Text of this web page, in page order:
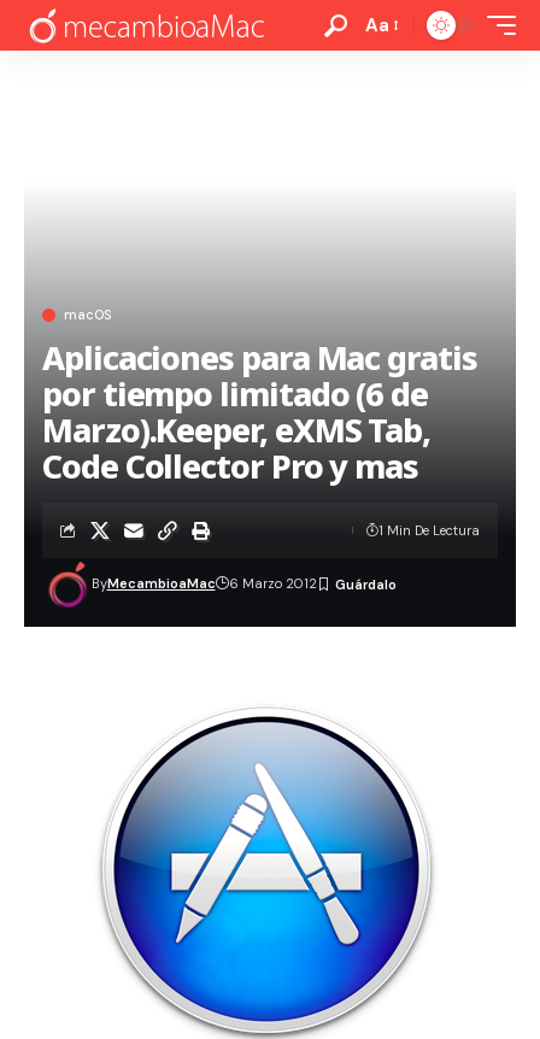
Aa
macOS
Aplicaciones para Mac gratis
por tiempo limitado (6 de
Marzo).Keeper, eXMS Tab,
Code Collector Pro y mas
ByMecambioaMac 6 Marzo 2012
1 Min De Lectura